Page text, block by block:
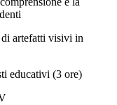
artefatti visivi in
educativi (3 ore)